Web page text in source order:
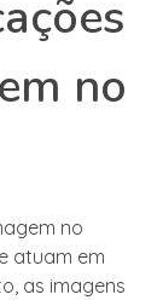
no
no
atuam em
as imagens